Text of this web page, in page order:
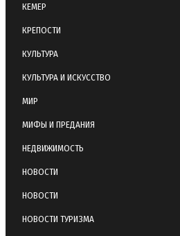
КЕМЕР
КРЕПОСТИ
КУЛЬТУРА
КУЛЬТУРА И ИСКУССТВО
МИР
МИФЫ И ПРЕДАНИЯ
НЕДВИЖИМОСТЬ
НОВОСТИ
НОВОСТИ
НОВОСТИ ТУРИЗМА